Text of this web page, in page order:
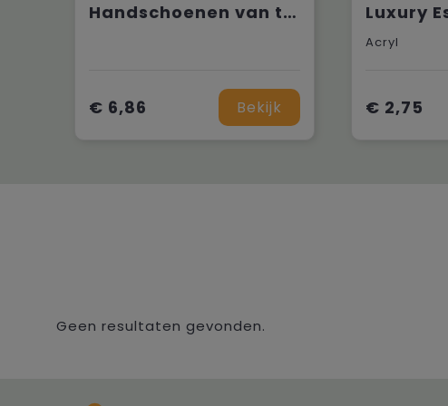
Handschoenen van thinsulate en gerecycled polyester
€ 6,86 Bekijk
Acryl
€ 2,75
Geen resultaten gevonden.